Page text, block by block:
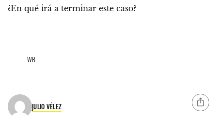
¿En qué irá a terminar este caso?
WB
JULIO VÉLEZ